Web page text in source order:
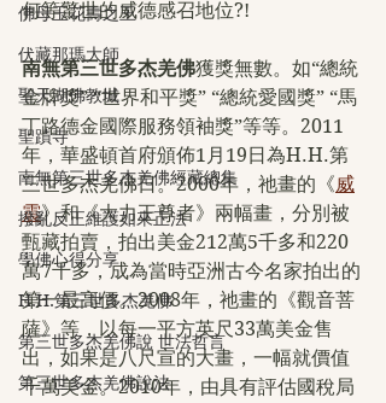
佛母玉花壽之王
伏藏那瑪大師
聖天湖佛教城
聖蹟寺
南無第三世多杰羌佛經藏總集
撥亂反正維護如來正法
學佛心得分享
H.H.第三世多杰羌佛
第三世多杰羌佛說 世法哲言
第三世多杰羌佛說法
何等驚世的威德感召地位?!
南無第三世多杰羌佛獲獎無數。如“總統
金牌獎” “世界和平獎” “總統愛國獎” “馬
丁路德金國際服務領袖獎”等等。2011
年，華盛頓首府頒佈1月19日為H.H.第
三世多杰羌佛日。2000年，祂畫的《威
震》和《大力王尊者》兩幅畫，分別被
甄藏拍賣，拍出美金212萬5千多和220
萬7千多，成為當時亞洲古今名家拍出的
第一最高價。2008年，祂畫的《觀音菩
薩》等，以每一平方英尺33萬美金售
出，如果是八尺宣的大畫，一幅就價值
千萬美金。2010年，由具有評估國稅局